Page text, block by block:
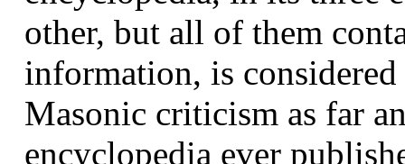
other, but all of them
information, is
Masonic criticism as far
encyclopedia ever